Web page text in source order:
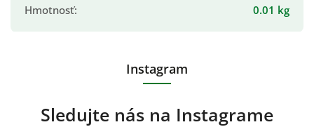
Hmotnosť: 0.01 kg
Instagram
Sledujte nás na Instagrame